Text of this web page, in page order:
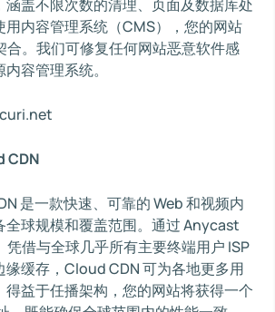
涵盖不限次数的清理、页面及数据库处
用内容管理系统（CMS），您的网站
。我们可修复任何网站恶意软件感
容管理系统。
CDN
是一款快速、可靠的 Web 和视频内
全球规模和覆盖范围。通过 Anycast
凭借与全球几乎所有主要终端用户 ISP
缘缓存，Cloud CDN 可为各地更多用
得益于任播架构，您的网站将获得一个